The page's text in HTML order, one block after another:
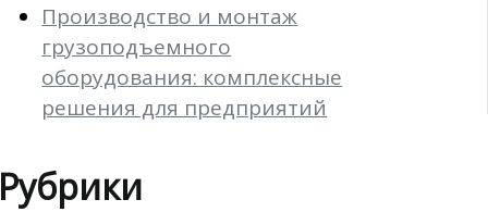
Производство и монтаж
грузоподъемного
оборудования: комплексные
решения для предприятий
Рубрики